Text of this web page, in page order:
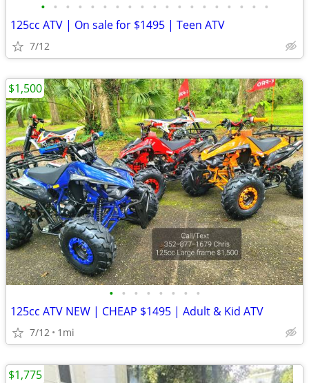
• • • • • • • • • • • • • • • • • • •
125cc ATV | On sale for $1495 | Teen ATV
7/12
• • • • • • • •
125cc ATV NEW | CHEAP $1495 | Adult & Kid ATV
7/12 1mi
$1,500
$1,775